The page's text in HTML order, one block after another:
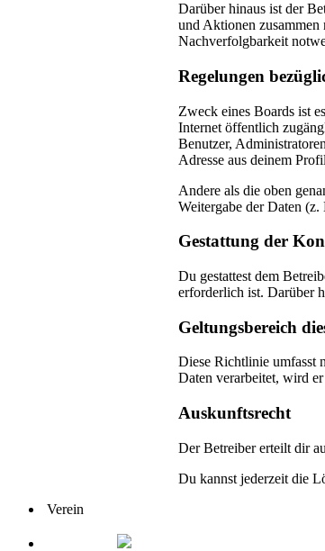
Darüber hinaus ist der
und Aktionen
Nachverfolgbarkeit
Regelungen
Zweck eines Boards ist
Internet öffentlich
Benutzer,
Adresse aus deinem
Andere als die oben
Weitergabe der Daten
Gestattung der
Du gestattest dem
erforderlich ist. Darüber
Geltungsbereich
Diese Richtlinie umfasst
Daten verarbeitet, wird
Auskunftsrecht
Der Betreiber erteilt dir
Du kannst jederzeit die
Verein